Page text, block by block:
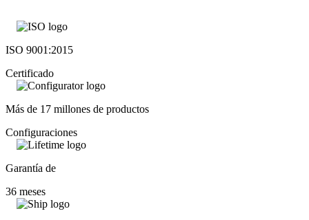
ISO 9001:2015
Certificado
Más de 17 millones de productos
Configuraciones
Garantía de
36 meses